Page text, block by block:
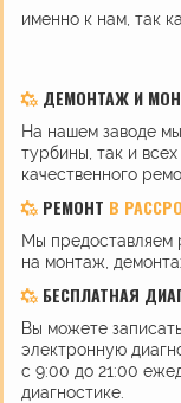
именно к нам, так
ДЕМОНТАЖ И
На нашем заводе
турбины, так и
качественного
РЕМОНТ В
Мы предоставляем
на монтаж,
БЕСПЛАТНАЯ
Вы можете
электронную
с 9:00 до 21:00
диагностике.